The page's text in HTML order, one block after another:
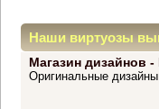
Наши виртуозы
прекрасных идей
Магазин дизайнов
Оригинальные